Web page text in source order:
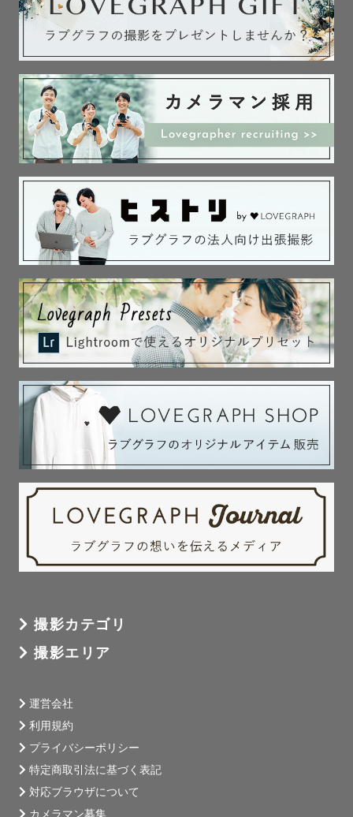
撮影カテゴリ
撮影エリア
運営会社
利用規約
プライバシーポリシー
特定商取引法に基づく表記
対応ブラウザについて
カメラマン募集